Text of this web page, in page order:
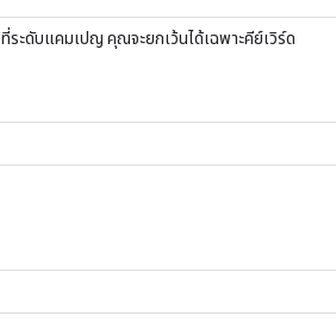
ที่ระดับแคมเปญ คุณจะยกเว้นได้เฉพาะคีย์เวิร์ด